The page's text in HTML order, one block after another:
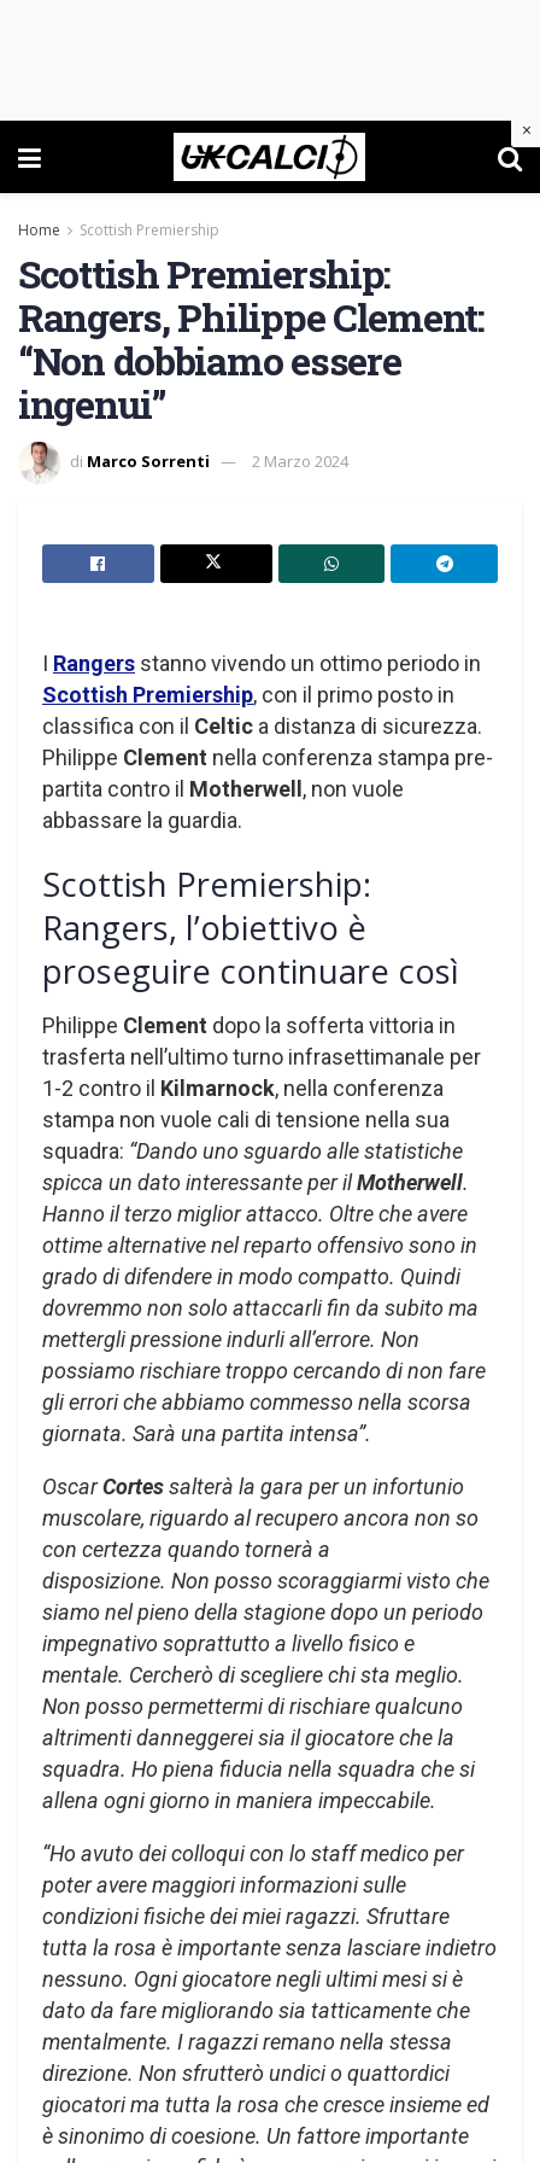
Home Scottish Premiership
Scottish Premiership:
Rangers, Philippe Clement:
“Non dobbiamo essere
ingenui”
di Marco Sorrenti 2 Marzo 2024
I Rangers stanno vivendo un ottimo periodo in
Scottish Premiership, con il primo posto in
classifica con il Celtic a distanza di sicurezza.
Philippe Clement nella conferenza stampa pre-
partita contro il Motherwell, non vuole
abbassare la guardia.
Scottish Premiership:
Rangers, l’obiettivo è
proseguire continuare così
Philippe Clement dopo la sofferta vittoria in
trasferta nell’ultimo turno infrasettimanale per
1-2 contro il Kilmarnock, nella conferenza
stampa non vuole cali di tensione nella sua
squadra: “Dando uno sguardo alle statistiche
spicca un dato interessante per ilMotherwell.
Hanno il terzo miglior attacco. Oltre che avere
ottime alternative nel reparto offensivo sono in
grado di difendere in modo compatto. Quindi
dovremmo non solo attaccarli fin da subito ma
mettergli pressione indurli all’errore. Non
possiamo rischiare troppo cercando di non fare
gli errori che abbiamo commesso nella scorsa
giornata. Sarà una partita intensa”.
OscarCortessalterà la gara per un infortunio
muscolare, riguardo al recupero ancora non so
con certezza quando tornerà a
disposizione. Non posso scoraggiarmi visto che
siamo nel pieno della stagione dopo un periodo
impegnativo soprattutto a livello fisico e
mentale. Cercherò di scegliere chi sta meglio.
Non posso permettermi di rischiare qualcuno
altrimenti danneggerei sia il giocatore che la
squadra. Ho piena fiducia nella squadra che si
allena ogni giorno in maniera impeccabile.
“Ho avuto dei colloqui con lo staff medico per
poter avere maggiori informazioni sulle
condizioni fisiche dei miei ragazzi. Sfruttare
tutta la rosa è importante senza lasciare indietro
nessuno. Ogni giocatore negli ultimi mesi si è
dato da fare migliorando sia tatticamente che
mentalmente. I ragazzi remano nella stessa
direzione. Non sfrutterò undici o quattordici
giocatori ma tutta la rosa che cresce insieme ed
è sinonimo di coesione. Un fattore importante
×